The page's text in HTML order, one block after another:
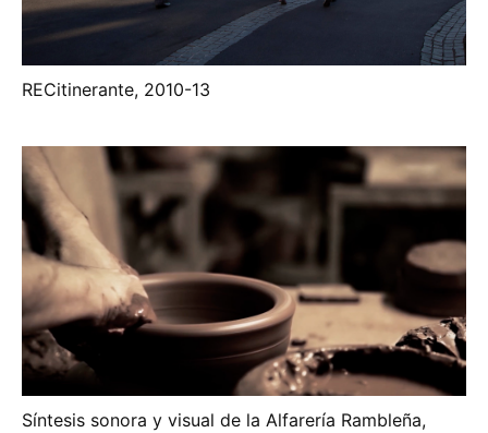
RECitinerante, 2010-13
Síntesis sonora y visual de la Alfarería Rambleña,